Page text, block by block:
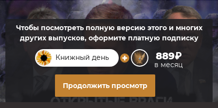
Чтобы посмотреть полную версию этого и многих
других выпусков, оформите платную подписку
Книжный день 889₽
в месяц
Продолжить просмотр